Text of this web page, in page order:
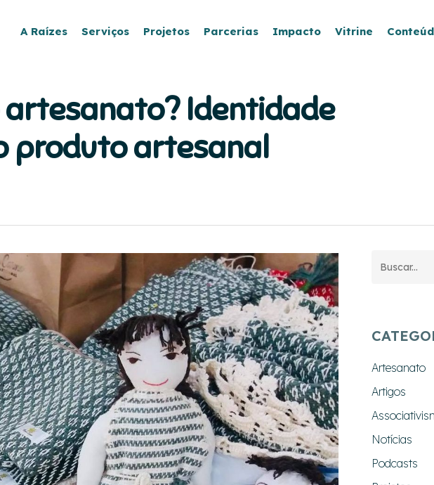
A Raízes Serviços Projetos Parcerias Impacto Vitrine
artesanato? Identidade
produto artesanal
Artesanato
Artigos
Notícias
Podcasts